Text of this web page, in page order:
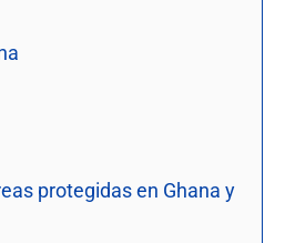
protegidas en Ghana y